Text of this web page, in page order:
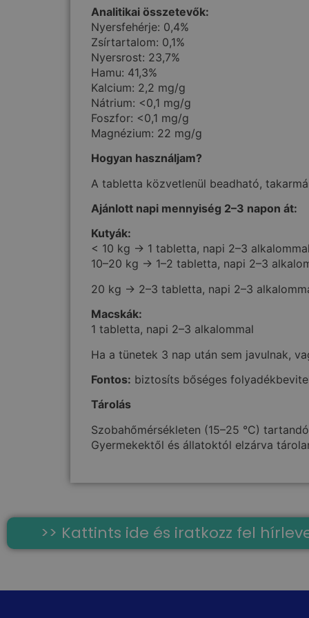
Analitikai összetevők:
Nyersfehérje: 0,4%
Zsírtartalom: 0,1%
Nyersrost: 23,7%
Hamu: 41,3%
Kalcium: 2,2 mg/g
Nátrium: <0,1 mg/g
Foszfor: <0,1 mg/g
Magnézium: 22 mg/g
Hogyan használjam?
A tabletta közvetlenül beadható,
Ajánlott napi mennyiség 2–3 napon át:
Kutyák:
< 10 kg → 1 tabletta, napi 2–3 alkalommal
10–20 kg → 1–2 tabletta, napi 2–3
20 kg → 2–3 tabletta, napi 2–3
Macskák:
1 tabletta, napi 2–3 alkalommal
Ha a tünetek 3 nap után sem javulnak,
Fontos: biztosíts bőséges
Tárolás
Szobahőmérsékleten (15–25 °C)
Gyermekektől és állatoktól elzárva
>> Kattints ide és iratkozz fel